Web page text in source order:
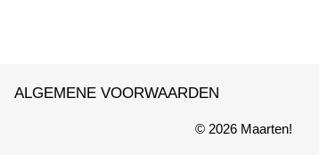
ALGEMENE VOORWAARDEN
© 2026 Maarten!